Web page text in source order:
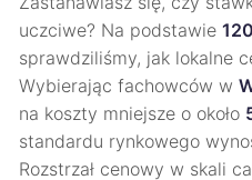
uczciwe? Na podstawie 120
sprawdziliśmy, jak lokalne
Wybierając fachowców w
na koszty mniejsze o około
standardu rynkowego
Rozstrzał cenowy w skali